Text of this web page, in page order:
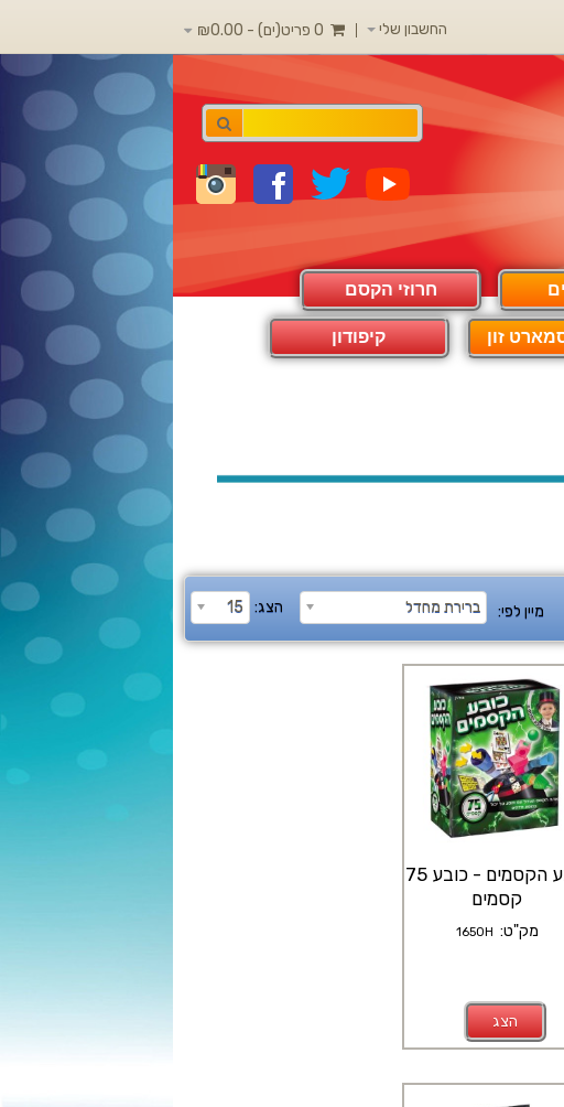
החשבון שלי
חרוזי הקסם
זון קיפודון
מיין לפי: ברירת מחדל הצג: 15
כובע הקסמים - כובע 75
קסמים
מק"ט: 1650H
הצג